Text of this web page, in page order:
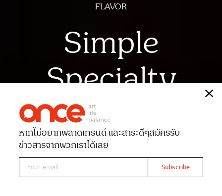
FLAVOR
Simple
Specialty
เรื่องพิชามญชุ์ พูนสวัสดิ์พงศ์
ภาพฉัตรชัย มาตยภูธร
Date 02-01-2024Views 8797
หากไม่อยากพลาดเทรนด์ และสาระดีๆสมัครรับ
ข่าวสารจากพวกเราได้เลย